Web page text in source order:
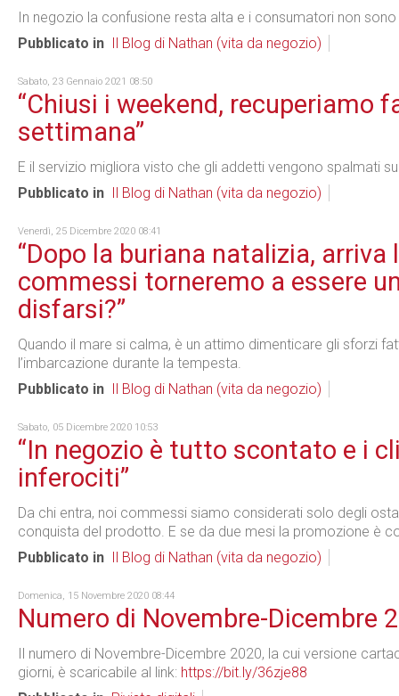
In negozio la confusione resta alta e i consumatori non sono
Pubblicato in
Il Blog di Nathan (vita da negozio)
Sabato, 23 Gennaio 2021 08:50
“Chiusi i weekend, recuperiamo
settimana”
E il servizio migliora visto che gli addetti vengono spalmati
Pubblicato in
Il Blog di Nathan (vita da negozio)
Venerdì, 25 Dicembre 2020 08:41
“Dopo la buriana natalizia, arriva
commessi torneremo a essere
disfarsi?”
Quando il mare si calma, è un attimo dimenticare gli sforzi
l’imbarcazione durante la tempesta.
Pubblicato in
Il Blog di Nathan (vita da negozio)
Sabato, 05 Dicembre 2020 10:53
“In negozio è tutto scontato e i
inferociti”
Da chi entra, noi commessi siamo considerati solo degli
conquista del prodotto. E se da due mesi la promozione è
Pubblicato in
Il Blog di Nathan (vita da negozio)
Domenica, 15 Novembre 2020 08:44
Numero di Novembre-Dicembre
Il numero di Novembre-Dicembre 2020, la cui versione
giorni, è scaricabile al link: https://bit.ly/36zje88